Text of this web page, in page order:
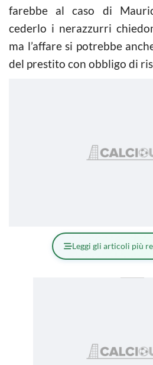
farebbe al caso di
cederlo i nerazzurri
ma l’affare si potrebbe
del prestito con obbligo di
Leggi gli articoli più